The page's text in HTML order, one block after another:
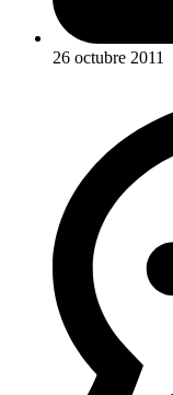
26 octubre 2011